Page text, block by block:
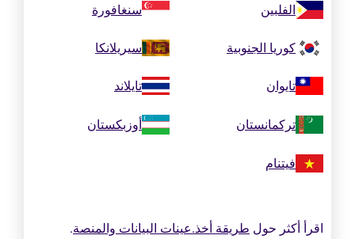
الفلبين سنغافورة
كوريا الجنوبية سيريلانكا
تايوان تايلاند
تركمانستان أوزبكستان
فيتنام
اقرأ أكثر حول طريقة أخذ.عينات البيانات والمنصة.